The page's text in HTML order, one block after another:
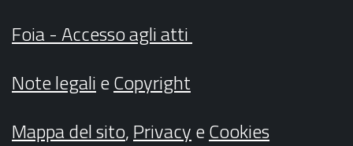
Foia - Accesso agli atti
Note legalieCopyright
Mappa del sito,PrivacyeCookies